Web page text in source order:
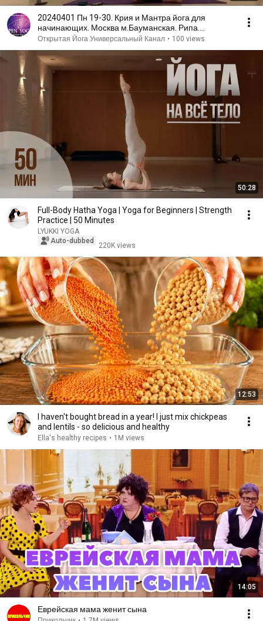
20240401 Пн 19-30. Крия и Мантра йога для
начинающих. Москва м.Бауманская. Рипа.
Открытая йога.
Открытая Йога Универсальный Канал • 100 views
50:28
Full-Body Hatha Yoga | Yoga for Beginners | Strength
Practice | 50 Minutes
LYUKKI YOGA
Auto-dubbed
220K views
12:53
I haven't bought bread in a year! I just mix chickpeas
and lentils - so delicious and healthy
Ella's healthy recipes • 1M views
14:05
Еврейская мама женит сына